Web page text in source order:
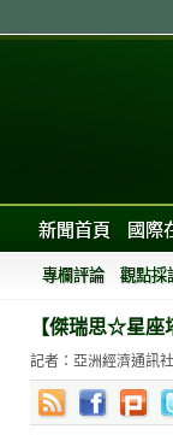
新聞首頁 國際
專欄評論 觀點採
【傑瑞思☆星座
記者：亞洲經濟通訊